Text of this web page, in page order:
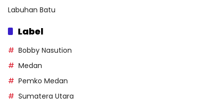
Labuhan Batu
Label
Bobby Nasution
Medan
Pemko Medan
Sumatera Utara